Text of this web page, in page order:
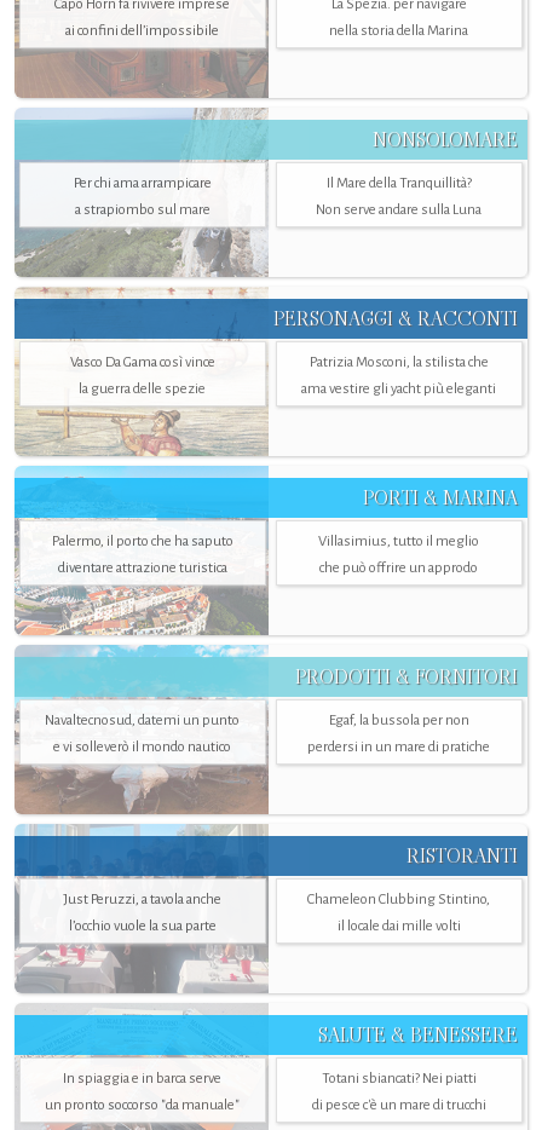
Capo Horn fa rivivere imprese
ai confini dell’impossibile
La Spezia. per navigare
nella storia della Marina
NONSOLOMARE
Per chi ama arrampicare
a strapiombo sul mare
Il Mare della Tranquillità?
Non serve andare sulla Luna
PERSONAGGI & RACCONTI
Vasco Da Gama così vince
la guerra delle spezie
Patrizia Mosconi, la stilista che
ama vestire gli yacht più eleganti
PORTI & MARINA
Palermo, il porto che ha saputo
diventare attrazione turistica
Villasimius, tutto il meglio
che può offrire un approdo
PRODOTTI & FORNITORI
Navaltecnosud, datemi un punto
e vi solleverò il mondo nautico
Egaf, la bussola per non
perdersi in un mare di pratiche
RISTORANTI
Just Peruzzi, a tavola anche
l’occhio vuole la sua parte
Chameleon Clubbing Stintino,
il locale dai mille volti
SALUTE & BENESSERE
In spiaggia e in barca serve
un pronto soccorso "da manuale"
Totani sbiancati? Nei piatti
di pesce c'è un mare di trucchi